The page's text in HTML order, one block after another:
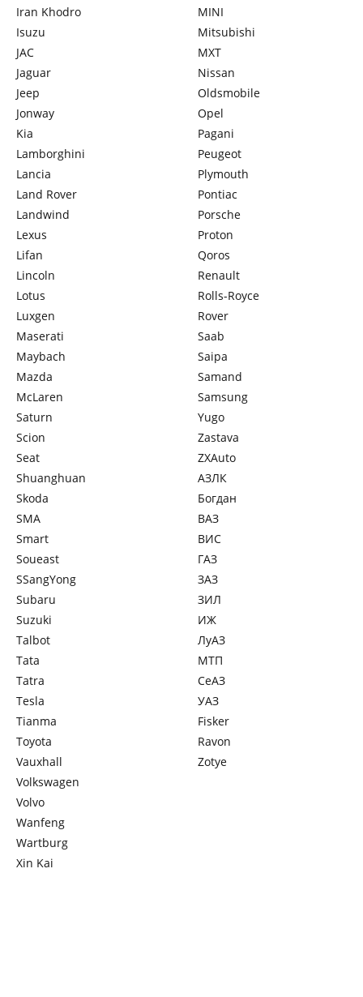
Iran Khodro
Isuzu
JAC
Jaguar
Jeep
Jonway
Kia
Lamborghini
Lancia
Land Rover
Landwind
Lexus
Lifan
Lincoln
Lotus
Luxgen
Maserati
Maybach
Mazda
McLaren
MINI
Mitsubishi
MXT
Nissan
Oldsmobile
Opel
Pagani
Peugeot
Plymouth
Pontiac
Porsche
Proton
Qoros
Renault
Rolls-Royce
Rover
Saab
Saipa
Samand
Samsung
Saturn
Scion
Seat
Shuanghuan
Skoda
SMA
Smart
Soueast
SSangYong
Subaru
Suzuki
Talbot
Tata
Tatra
Tesla
Tianma
Toyota
Vauxhall
Volkswagen
Volvo
Wanfeng
Wartburg
Xin Kai
Yugo
Zastava
ZXAuto
АЗЛК
Богдан
ВАЗ
ВИС
ГАЗ
ЗАЗ
ЗИЛ
ИЖ
ЛуАЗ
МТП
СеАЗ
УАЗ
Fisker
Ravon
Zotye